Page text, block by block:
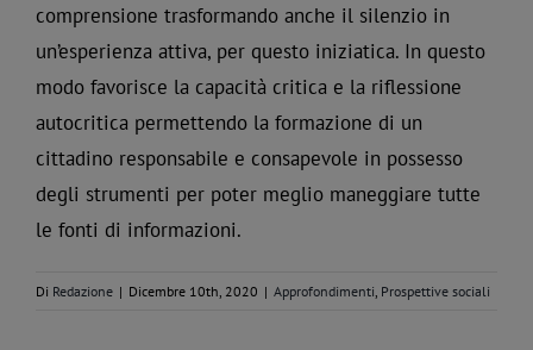
comprensione trasformando anche il silenzio in
un’esperienza attiva, per questo iniziatica. In questo
modo favorisce la capacità critica e la riflessione
autocritica permettendo la formazione di un
cittadino responsabile e consapevole in possesso
degli strumenti per poter meglio maneggiare tutte
le fonti di informazioni.
Di Redazione | Dicembre 10th, 2020 | Approfondimenti, Prospettive sociali